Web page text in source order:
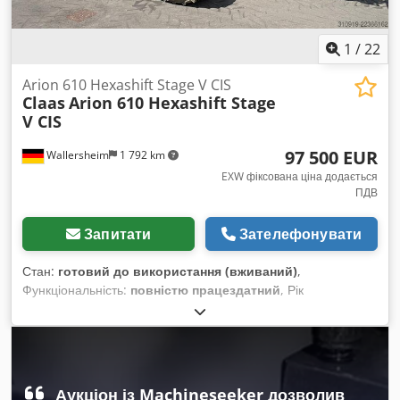
1 /22
Wallersheim 1 792 km
Arion 610 Hexashift Stage V CIS
ClaasArion 610 Hexashift Stage
V CIS
97 500 EUR
EXW фіксована ціна додається
ПДВ
Запитати Зателефонувати
Стан: готовий до використання (вживаний),
Функціональність: повністю працездатний, Рік
, мотогодини:
дизель, максимальна швидкість:40 км/год, колір:
, Продається: сільськогосподарський трактор Claas
Arion 610 Hexashift Stage V (CIS), тип A96 100 Рік
виготовлення: 2022 Напрацювання: 939 годин Трактор у
Аукціон із Machineseeker дозволив